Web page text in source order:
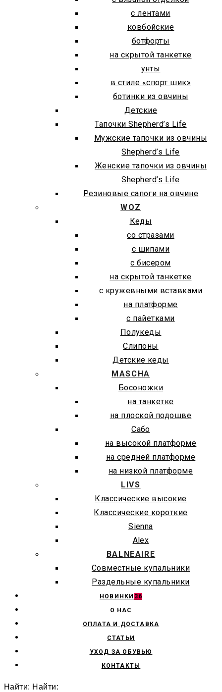
с лентами
ковбойские
ботфорты
на скрытой танкетке
унты
в стиле «спорт шик»
ботинки из овчины
Детские
Тапочки Shepherd’s Life
Мужские тапочки из овчины
Shepherd’s Life
Женские тапочки из овчины
Shepherd’s Life
Резиновые сапоги на овчине
WOZ
Кеды
со стразами
с шипами
с бисером
на скрытой танкетке
с кружевными вставками
на платформе
с пайетками
Полукеды
Слипоны
Детские кеды
MASCHA
Босоножки
на танкетке
на плоской подошве
Сабо
на высокой платформе
на средней платформе
на низкой платформе
LIVS
Классические высокие
Классические короткие
Sienna
Alex
BALNEAIRE
Совместные купальники
Раздельные купальники
НОВИНКИ 36
О НАС
ОПЛАТА И ДОСТАВКА
СТАТЬИ
УХОД ЗА ОБУВЬЮ
КОНТАКТЫ
Найти: Найти: